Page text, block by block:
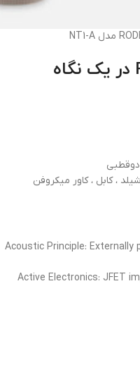
، کابل ، کاور میکروفن
Acoustic Principle: Externally
Active Electronics: JFET